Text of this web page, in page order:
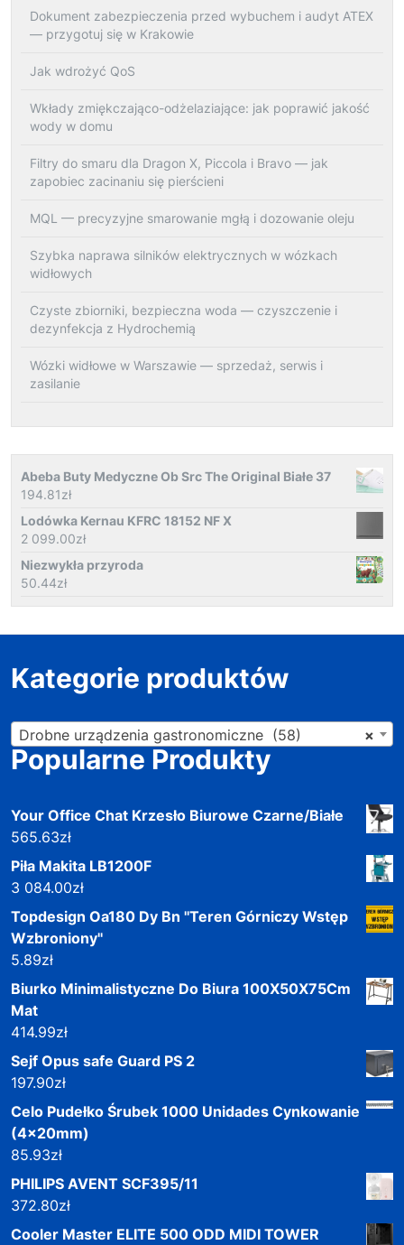
Dokument zabezpieczenia przed wybuchem i audyt ATEX
— przygotuj się w Krakowie
Jak wdrożyć QoS
Wkłady zmiękczająco-odżelaziające: jak poprawić jakość
wody w domu
Filtry do smaru dla Dragon X, Piccola i Bravo — jak
zapobiec zacinaniu się pierścieni
MQL — precyzyjne smarowanie mgłą i dozowanie oleju
Szybka naprawa silników elektrycznych w wózkach
widłowych
Czyste zbiorniki, bezpieczna woda — czyszczenie i
dezynfekcja z Hydrochemią
Wózki widłowe w Warszawie — sprzedaż, serwis i
zasilanie
Abeba Buty Medyczne Ob Src The Original Białe 37
194.81zł
Lodówka Kernau KFRC 18152 NF X
2 099.00zł
Niezwykła przyroda
50.44zł
Kategorie produktów
×
Drobne urządzenia gastronomiczne (58)
Popularne Produkty
Your Office Chat Krzesło Biurowe Czarne/Białe
565.63zł
Piła Makita LB1200F
3 084.00zł
Topdesign Oa180 Dy Bn ''Teren Górniczy Wstęp
Wzbroniony''
5.89zł
Biurko Minimalistyczne Do Biura 100X50X75Cm
Mat
414.99zł
Sejf Opus safe Guard PS 2
197.90zł
Celo Pudełko Śrubek 1000 Unidades Cynkowanie
(4x20mm)
85.93zł
PHILIPS AVENT SCF395/11
372.80zł
Cooler Master ELITE 500 ODD MIDI TOWER